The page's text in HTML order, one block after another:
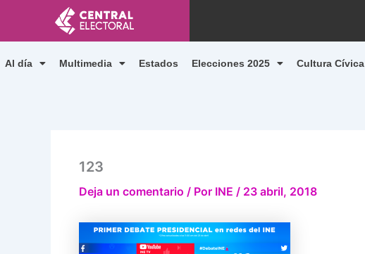
contenido
Al día Multimedia Estados Elecciones 2025 Cultura Cívica
123
Deja un comentario / Por INE / 23 abril, 2018